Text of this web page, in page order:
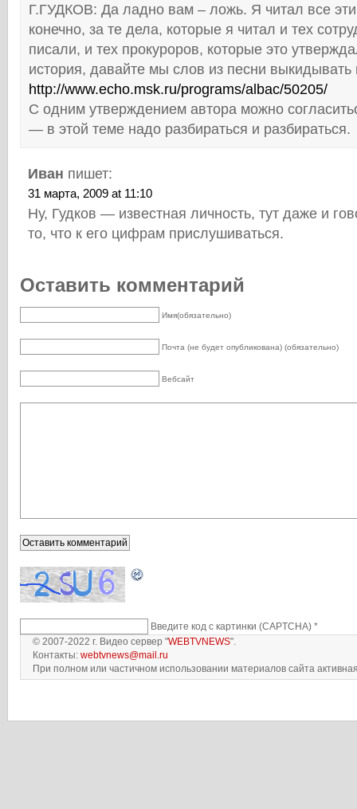
Г.ГУДКОВ: Да ладно вам – ложь. Я читал все
конечно, за те дела, которые я читал и тех
писали, и тех прокуроров, которые это
история, давайте мы слов из песни выкидывать
http://www.echo.msk.ru/programs/albac/50205/
С одним утверждением автора можно
— в этой теме надо разбираться и разбираться.
Иван пишет:
31 марта, 2009 at 11:10
Ну, Гудков — известная личность, тут даже и
то, что к его цифрам прислушиваться.
Оставить комментарий
Имя(обязательно)
Почта (не будет опубликована) (обязательно)
Вебсайт
Введите код с картинки (CAPTCHA) *
© 2007-2022 г. Видео сервер "WEBTVNEWS".
Контакты: webtvnews@mail.ru
При полном или частичном использовании материалов сайта